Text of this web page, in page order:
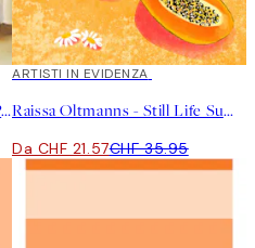
Janet Hill - Champagne Shack Poster
40%*
ARTISTI IN EVIDENZA
Raissa Oltmanns - Still Life Summer Vibes Poster
Da CHF 21.57CHF 35.95